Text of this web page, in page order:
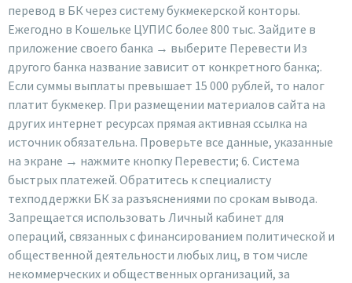
перевод в БК через систему букмекерской конторы.
Ежегодно в Кошельке ЦУПИС более 800 тыс. Зайдите в
приложение своего банка → выберите Перевести Из
другого банка название зависит от конкретного банка;.
Если суммы выплаты превышает 15 000 рублей, то налог
платит букмекер. При размещении материалов сайта на
других интернет ресурсах прямая активная ссылка на
источник обязательна. Проверьте все данные, указанные
на экране → нажмите кнопку Перевести; 6. Система
быстрых платежей. Обратитесь к специалисту
техподдержки БК за разъяснениями по срокам вывода.
Запрещается использовать Личный кабинет для
операций, связанных с финансированием политической и
общественной деятельности любых лиц, в том числе
некоммерческих и общественных организаций, за